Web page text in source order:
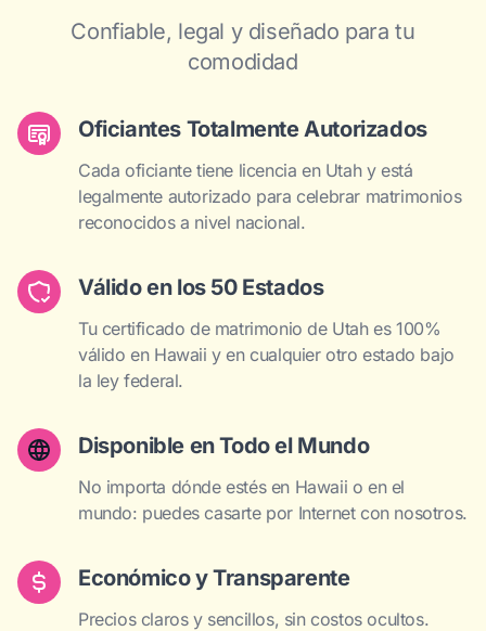
Confiable, legal y diseñado para tu
comodidad
Oficiantes Totalmente Autorizados
Cada oficiante tiene licencia en Utah y está
legalmente autorizado para celebrar matrimonios
reconocidos a nivel nacional.
Válido en los 50 Estados
Tu certificado de matrimonio de Utah es 100%
válido en Hawaii y en cualquier otro estado bajo
la ley federal.
Disponible en Todo el Mundo
No importa dónde estés en Hawaii o en el
mundo: puedes casarte por Internet con nosotros.
Económico y Transparente
Precios claros y sencillos, sin costos ocultos.